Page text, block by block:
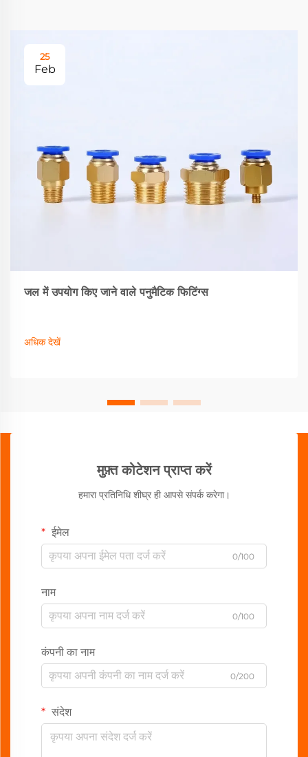
25
Feb
जल में उपयोग किए जाने वाले पनुमैटिक फिटिंग्स
अधिक देखें
मुफ़्त कोटेशन प्राप्त करें
हमारा प्रतिनिधि शीघ्र ही आपसे संपर्क करेगा।
ईमेल
0/100
नाम
0/100
कंपनी का नाम
0/200
संदेश